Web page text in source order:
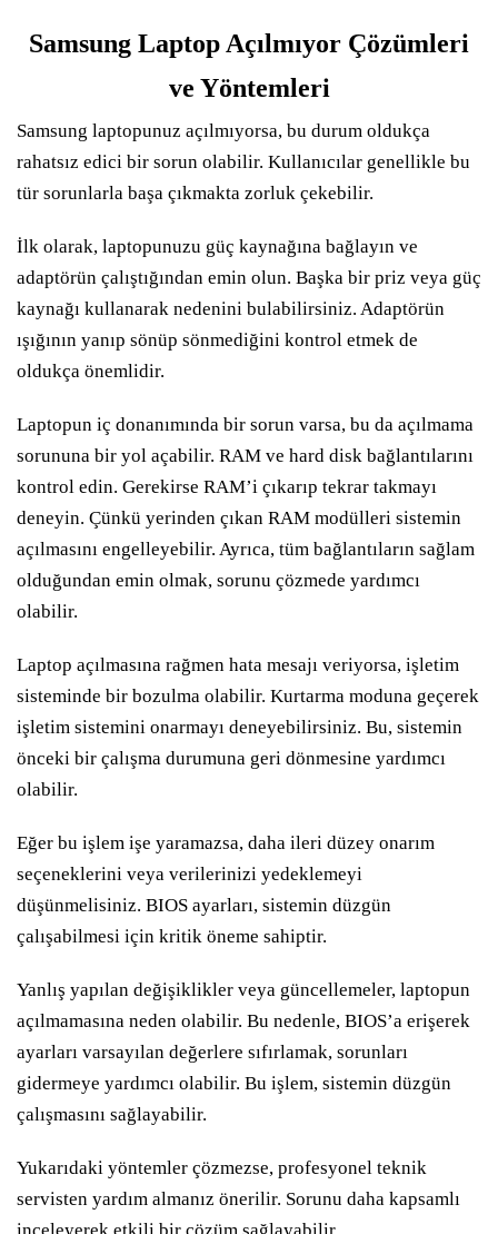
Samsung Laptop Açılmıyor Çözümleri
ve Yöntemleri
Samsung laptopunuz açılmıyorsa, bu durum oldukça
rahatsız edici bir sorun olabilir. Kullanıcılar genellikle bu
tür sorunlarla başa çıkmakta zorluk çekebilir.
İlk olarak, laptopunuzu güç kaynağına bağlayın ve
adaptörün çalıştığından emin olun. Başka bir priz veya güç
kaynağı kullanarak nedenini bulabilirsiniz. Adaptörün
ışığının yanıp sönüp sönmediğini kontrol etmek de
oldukça önemlidir.
Laptopun iç donanımında bir sorun varsa, bu da açılmama
sorununa bir yol açabilir. RAM ve hard disk bağlantılarını
kontrol edin. Gerekirse RAM’i çıkarıp tekrar takmayı
deneyin. Çünkü yerinden çıkan RAM modülleri sistemin
açılmasını engelleyebilir. Ayrıca, tüm bağlantıların sağlam
olduğundan emin olmak, sorunu çözmede yardımcı
olabilir.
Laptop açılmasına rağmen hata mesajı veriyorsa, işletim
sisteminde bir bozulma olabilir. Kurtarma moduna geçerek
işletim sistemini onarmayı deneyebilirsiniz. Bu, sistemin
önceki bir çalışma durumuna geri dönmesine yardımcı
olabilir.
Eğer bu işlem işe yaramazsa, daha ileri düzey onarım
seçeneklerini veya verilerinizi yedeklemeyi
düşünmelisiniz. BIOS ayarları, sistemin düzgün
çalışabilmesi için kritik öneme sahiptir.
Yanlış yapılan değişiklikler veya güncellemeler, laptopun
açılmamasına neden olabilir. Bu nedenle, BIOS’a erişerek
ayarları varsayılan değerlere sıfırlamak, sorunları
gidermeye yardımcı olabilir. Bu işlem, sistemin düzgün
çalışmasını sağlayabilir.
Yukarıdaki yöntemler çözmezse, profesyonel teknik
servisten yardım almanız önerilir. Sorunu daha kapsamlı